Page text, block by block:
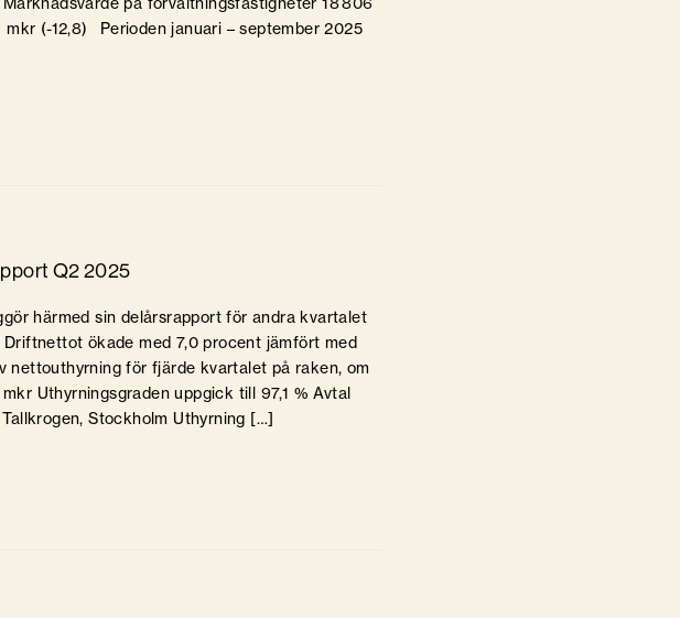
mkr (-12,8) Perioden januari – september 2025
Q2 2025
härmed sin delårsrapport för andra kvartalet
ökade med 7,0 procent jämfört med
nettouthyrning för fjärde kvartalet på raken, om
Uthyrningsgraden uppgick till 97,1 % Avtal
Stockholm Uthyrning […]